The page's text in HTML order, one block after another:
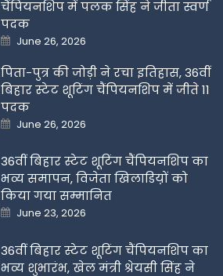
चैंपियनशिप में पलक सिंह ने जीता स्वर्ण
पदक
Posted
on
June 26, 2026
पिता-पुत्र की जोड़ी ने रचा इतिहास, 36वीं
बिहार स्टेट शूटिंग चैंपियनशिप में जीते 11
पदक
Posted
on
June 26, 2026
36वीं बिहार स्टेट शूटिंग चैंपियनशिप का
भव्य समापन, विजेता खिलाडिय़ों को
किया गया सम्मानित
Posted
on
June 23, 2026
36वीं बिहार स्टेट शूटिंग चैंपियनशिप का
भव्य शुभारंभ, खेल मंत्री श्रेयसी सिंह ने